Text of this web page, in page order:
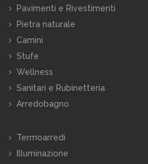
Pavimenti e Rivestimenti
Pietra naturale
Camini
Stufe
Wellness
Sanitari e Rubinetteria
Arredobagno
Termoarredi
Illuminazione